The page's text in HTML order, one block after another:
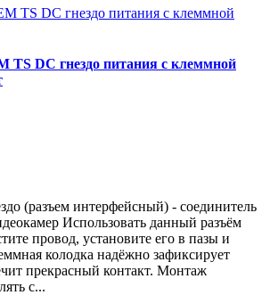
DC гнездо питания с клеммной
(разъем интерфейсный) - соединитель
Использовать данный разъём
провод, установите его в пазы и
колодка надёжно зафиксирует
прекрасный контакт. Монтаж
с...